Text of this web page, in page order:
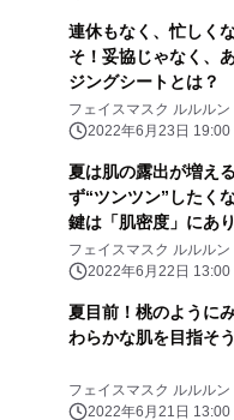
連休もなく、忙しく
そ！妥協じゃなく、
ジングシートとは？
フェイスマスク ルルルン
2022年6月23日 19:00
夏は肌の露出が増え
ず“ツンツン”したく
鍵は「肌密度」にあり
フェイスマスク ルルルン
2022年6月22日 13:00
夏目前！桃のように
わらかな肌を目指そう
フェイスマスク ルルルン
2022年6月21日 13:00